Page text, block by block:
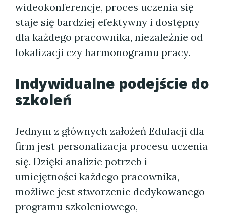
wideokonferencje, proces uczenia się
staje się bardziej efektywny i dostępny
dla każdego pracownika, niezależnie od
lokalizacji czy harmonogramu pracy.
Indywidualne podejście do
szkoleń
Jednym z głównych założeń Edulacji dla
firm jest personalizacja procesu uczenia
się. Dzięki analizie potrzeb i
umiejętności każdego pracownika,
możliwe jest stworzenie dedykowanego
programu szkoleniowego,